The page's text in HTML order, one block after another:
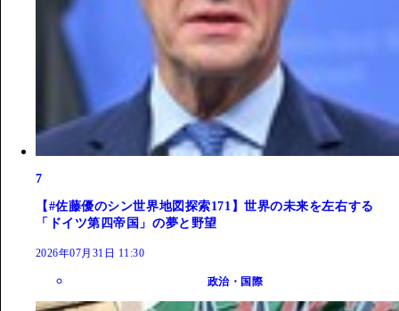
7
【#佐藤優のシン世界地図探索171】世界の未来を左右する
「ドイツ第四帝国」の夢と野望
2026年07月31日 11:30
政治・国際